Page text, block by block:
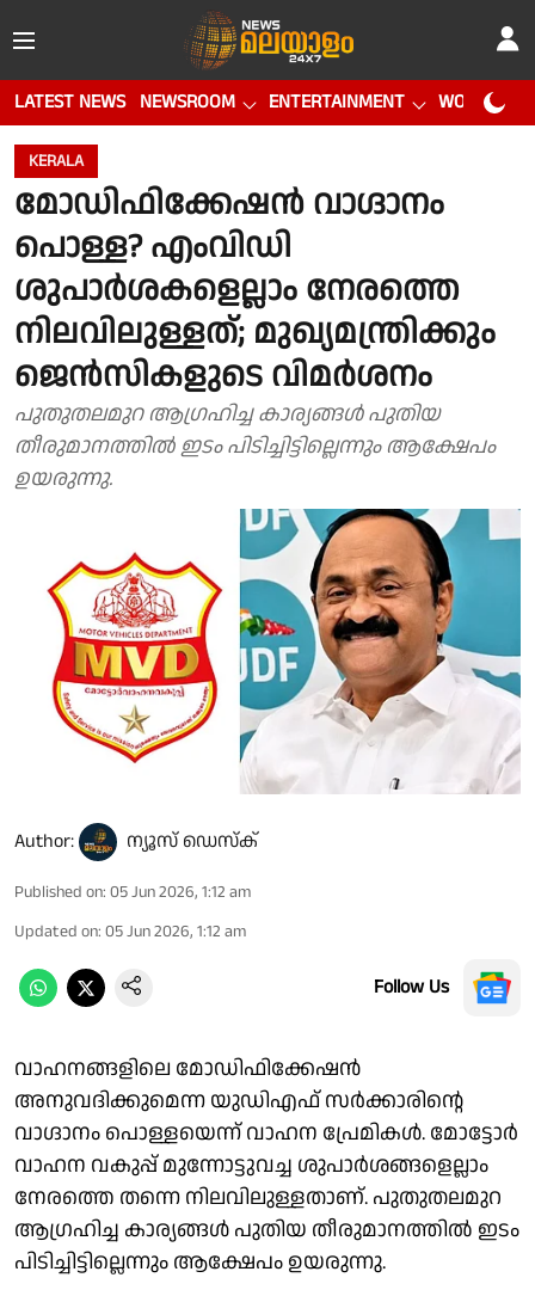
LATEST NEWS NEWSROOM ENTERTAINMENT WORLD CUP
KERALA
മോഡിഫിക്കേഷന്‍ വാഗ്ദാനം
പൊള്ള? എംവിഡി
ശുപാര്‍ശകളെല്ലാം നേരത്തെ
നിലവിലുള്ളത്; മുഖ്യമന്ത്രിക്കും
ജെന്‍സികളുടെ വിമര്‍ശനം
പുതുതലമുറ ആഗ്രഹിച്ച കാര്യങ്ങള്‍ പുതിയ
തീരുമാനത്തില്‍ ഇടം പിടിച്ചിട്ടില്ലെന്നും ആക്ഷേപം
ഉയരുന്നു.
Author: ന്യൂസ് ഡെസ്ക്
Published on: 05 Jun 2026, 1:12 am
Updated on: 05 Jun 2026, 1:12 am
Follow Us
വാഹനങ്ങളിലെ മോഡിഫിക്കേഷന്‍
അനുവദിക്കുമെന്ന യുഡിഎഫ് സര്‍ക്കാരിന്റെ
വാഗ്ദാനം പൊള്ളയെന്ന് വാഹന പ്രേമികള്‍. മോട്ടോര്‍
വാഹന വകുപ്പ് മുന്നോട്ടുവച്ച ശുപാര്‍ശങ്ങളെല്ലാം
നേരത്തെ തന്നെ നിലവിലുള്ളതാണ്. പുതുതലമുറ
ആഗ്രഹിച്ച കാര്യങ്ങള്‍ പുതിയ തീരുമാനത്തില്‍ ഇടം
പിടിച്ചിട്ടില്ലെന്നും ആക്ഷേപം ഉയരുന്നു.